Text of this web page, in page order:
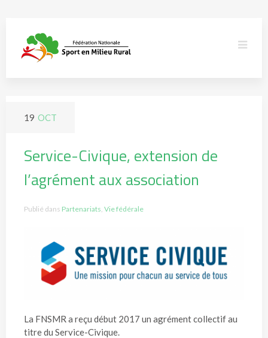
19 OCT
Service-Civique, extension de
l’agrément aux association
Publié dans Partenariats, Vie fédérale
La FNSMR a reçu début 2017 un agrément collectif au
titre du Service-Civique.